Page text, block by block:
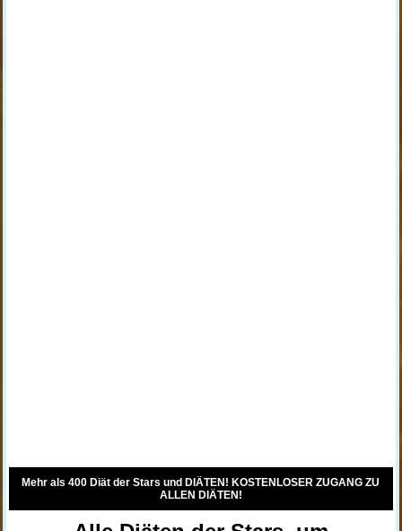
Mehr als 400 Diät der Stars und DIÄTEN! KOSTENLOSER ZUGANG ZU
ALLEN DIÄTEN!